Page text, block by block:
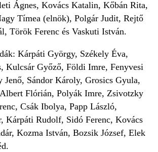
Ágnes, Kovács Katalin, Kőbán Rita,
Tímea (elnök), Polgár Judit, Rejtő
Török Ferenc és Vaskuti István.
Kárpáti György, Székely Éva,
Kulcsár Győző, Földi Imre, Fenyvesi
Jenő, Sándor Károly, Grosics Gyula,
Flórián, Polyák Imre, Zsivotzky
Csák Ibolya, Papp László,
Kárpáti Rudolf, Sidó Ferenc, Kovács
Kozma István, Bozsik József, Elek